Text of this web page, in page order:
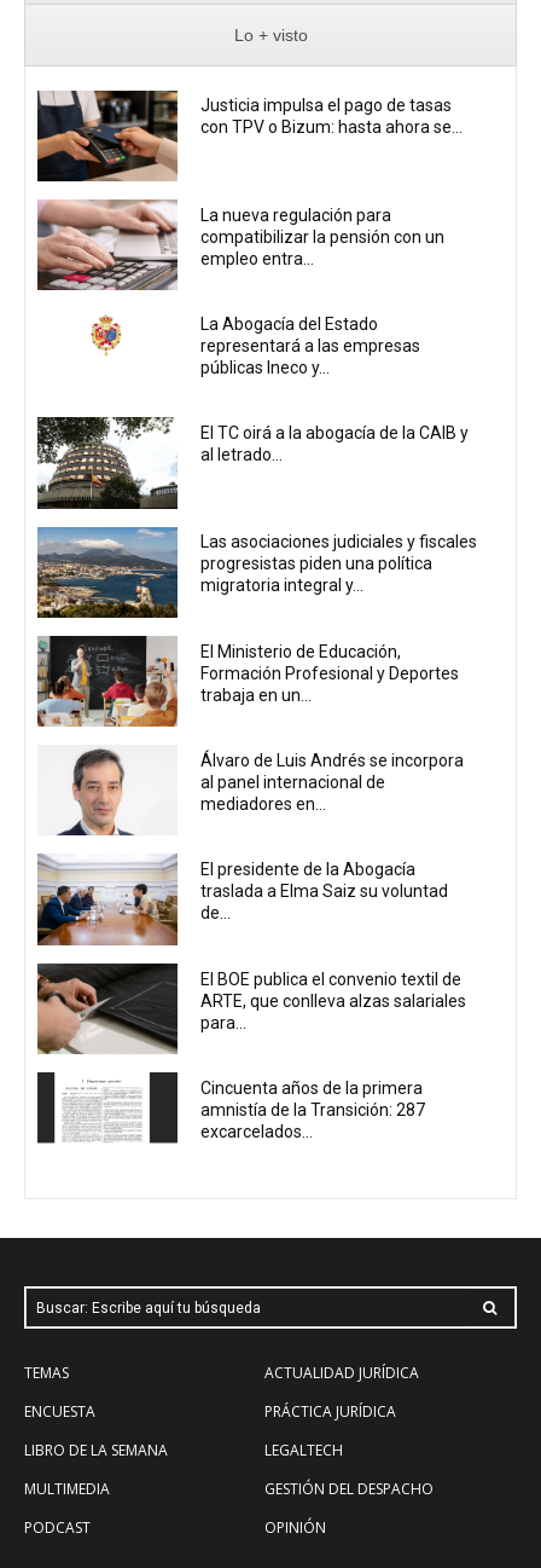
Lo + visto
Justicia impulsa el pago de tasas
con TPV o Bizum: hasta ahora se...
La nueva regulación para
compatibilizar la pensión con un
empleo entra...
La Abogacía del Estado
representará a las empresas
públicas Ineco y...
El TC oirá a la abogacía de la CAIB y
al letrado...
Las asociaciones judiciales y fiscales
progresistas piden una política
migratoria integral y...
El Ministerio de Educación,
Formación Profesional y Deportes
trabaja en un...
Álvaro de Luis Andrés se incorpora
al panel internacional de
mediadores en...
El presidente de la Abogacía
traslada a Elma Saiz su voluntad
de...
El BOE publica el convenio textil de
ARTE, que conlleva alzas salariales
para...
Cincuenta años de la primera
amnistía de la Transición: 287
excarcelados...
Buscar: Escribe aquí tu búsqueda
TEMAS
ENCUESTA
LIBRO DE LA SEMANA
MULTIMEDIA
PODCAST
ACTUALIDAD JURÍDICA
PRÁCTICA JURÍDICA
LEGALTECH
GESTIÓN DEL DESPACHO
OPINIÓN